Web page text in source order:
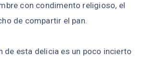
con condimento religioso, el
de compartir el pan.
de esta delicia es un poco incierto